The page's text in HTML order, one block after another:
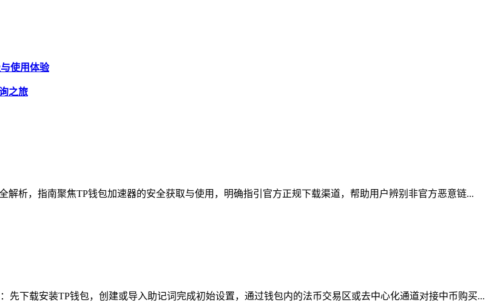
使用体验
之旅
解析，指南聚焦TP钱包加速器的安全获取与使用，明确指引官方正规下载渠道，帮助用户辨别非官方恶意链...
先下载安装TP钱包，创建或导入助记词完成初始设置，通过钱包内的法币交易区或去中心化通道对接中币购买...